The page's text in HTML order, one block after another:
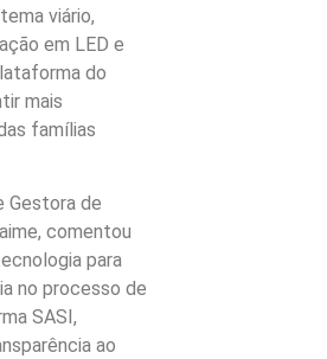
viário,
em LED e
do
mais
famílias
Gestora de
comentou
para
no processo de
SASI,
ao